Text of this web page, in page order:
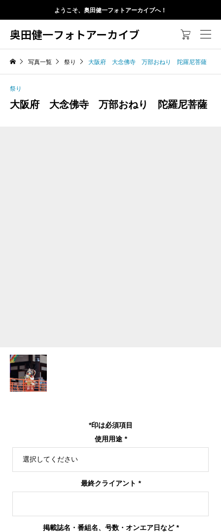
ようこそ、奥田健一フォトアーカイブへ！
奥田健一フォトアーカイブ 
写真一覧 祭り 大阪府 大念佛寺 万部おねり 陀羅尼菩薩
祭り
大阪府 大念佛寺 万部おねり 陀羅尼菩薩
*印は必須項目
使用用途 *
最終クライアント *
掲載誌名・番組名、号数・オンエア日など*